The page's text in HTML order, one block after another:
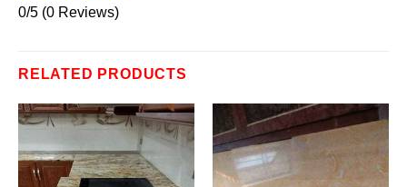
0/5 (0 Reviews)
RELATED PRODUCTS